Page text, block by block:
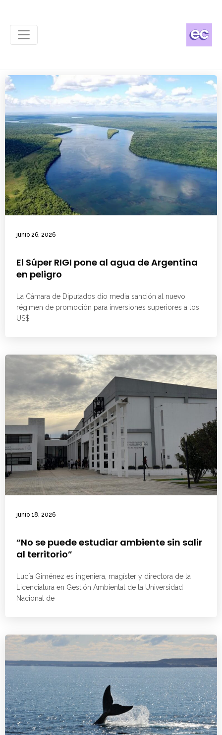
junio 26, 2026
El Súper RIGI pone al agua de Argentina
en peligro
La Cámara de Diputados dio media sanción al nuevo
régimen de promoción para inversiones superiores a los
US$
junio 18, 2026
“No se puede estudiar ambiente sin salir
al territorio”
Lucía Giménez es ingeniera, magíster y directora de la
Licenciatura en Gestión Ambiental de la Universidad
Nacional de